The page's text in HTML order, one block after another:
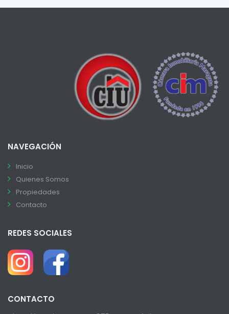
NAVEGACIÓN
Inicio
Quienes Somos
Propiedades
Contacto
REDES SOCIALES
CONTACTO